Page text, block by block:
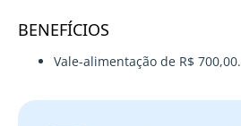
BENEFÍCIOS
Vale-alimentação de R$ 700,00.